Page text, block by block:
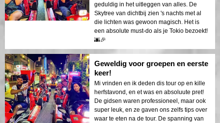
geduldig in het uitleggen van alles. De
Skytree van dichtbij zien 's nachts met al
die lichten was gewoon magisch. Het is
een absolute must-do als je Tokio bezoekt!
🌆🎉
Geweldig voor groepen en eerste
keer!
Mi vrinden en ik deden dis tour op en kille
herfstavond, en et was en absoluute pret!
De gidsen waren professioneel, maar ook
super leuk, en ze gaven ons zelfs tips over
waar te eten na de tour. De spanning van